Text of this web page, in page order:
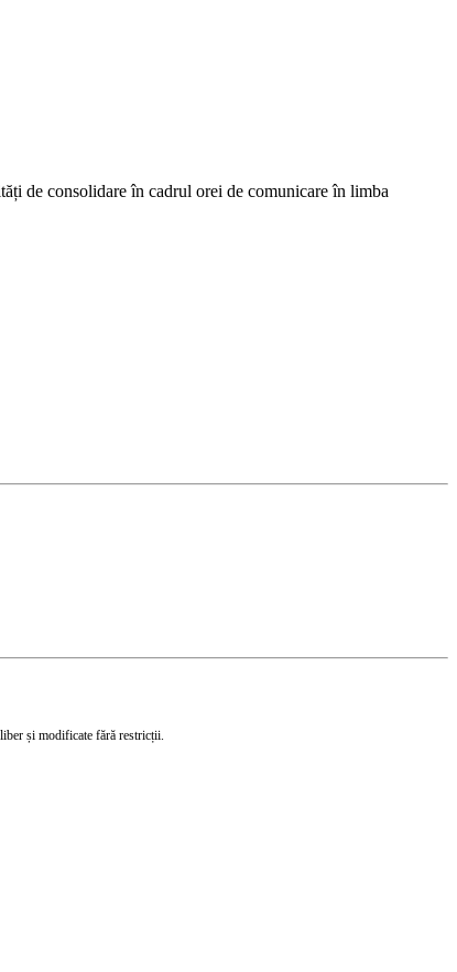
de consolidare în cadrul orei de comunicare în limba
și modificate fără restricții.